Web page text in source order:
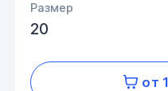
Размер
20
от